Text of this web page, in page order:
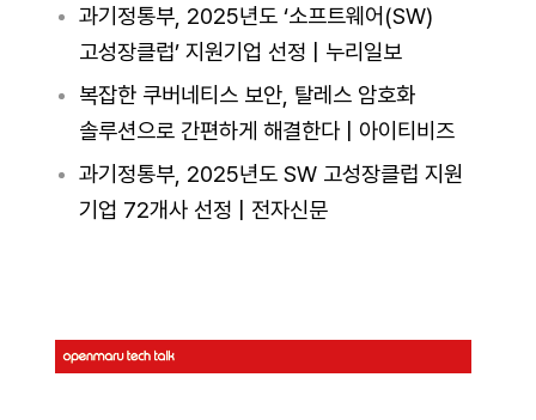
과기정통부, 2025년도 ‘소프트웨어(SW)
고성장클럽’ 지원기업 선정 | 누리일보
복잡한 쿠버네티스 보안, 탈레스 암호화
솔루션으로 간편하게 해결한다 | 아이티비즈
과기정통부, 2025년도 SW 고성장클럽 지원
기업 72개사 선정 | 전자신문